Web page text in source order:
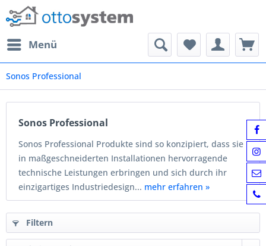
Menü
Sonos Professional
Sonos Professional
Sonos Professional Produkte sind so konzipiert, dass sie
in maßgeschneiderten Installationen hervorragende
technische Leistungen erbringen und sich durch ihr
einzigartiges Industriedesign... mehr erfahren »
Filtern